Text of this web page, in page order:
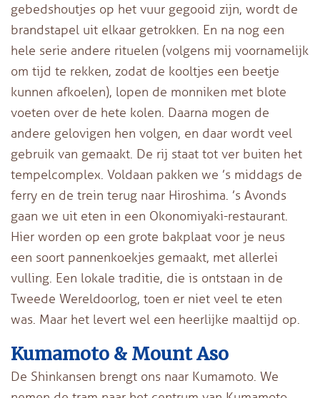
gebedshoutjes op het vuur gegooid zijn, wordt de
brandstapel uit elkaar getrokken. En na nog een
hele serie andere rituelen (volgens mij voornamelijk
om tijd te rekken, zodat de kooltjes een beetje
kunnen afkoelen), lopen de monniken met blote
voeten over de hete kolen. Daarna mogen de
andere gelovigen hen volgen, en daar wordt veel
gebruik van gemaakt. De rij staat tot ver buiten het
tempelcomplex. Voldaan pakken we ’s middags de
ferry en de trein terug naar Hiroshima. ’s Avonds
gaan we uit eten in een Okonomiyaki-restaurant.
Hier worden op een grote bakplaat voor je neus
een soort pannenkoekjes gemaakt, met allerlei
vulling. Een lokale traditie, die is ontstaan in de
Tweede Wereldoorlog, toen er niet veel te eten
was. Maar het levert wel een heerlijke maaltijd op.
Kumamoto & Mount Aso
De Shinkansen brengt ons naar Kumamoto. We